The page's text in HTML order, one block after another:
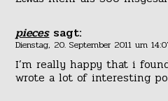
pieces sagt:
Dienstag, 20. September 2011 um
I’m really happy that i
wrote a lot of interesting